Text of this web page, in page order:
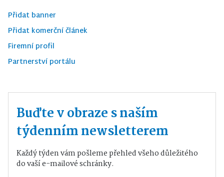
Přidat banner
Přidat komerční článek
Firemní profil
Partnerství portálu
Buďte v obraze s naším
týdenním newsletterem
Každý týden vám pošleme přehled všeho důležitého
do vaší e-mailové schránky.